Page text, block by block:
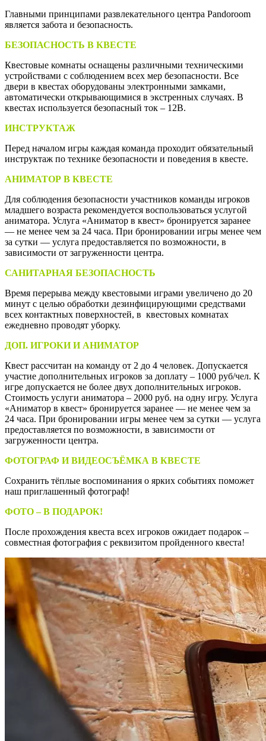
Главными принципами развлекательного центра Pandoroom
является забота и безопасность.
БЕЗОПАСНОСТЬ В КВЕСТЕ
Квестовые комнаты оснащены различными техническими
устройствами с соблюдением всех мер безопасности. Все
двери в квестах оборудованы электронными замками,
автоматически открывающимися в экстренных случаях. В
квестах используется безопасный ток – 12В.
ИНСТРУКТАЖ
Перед началом игры каждая команда проходит обязательный
инструктаж по технике безопасности и поведения в квесте.
АНИМАТОР В КВЕСТЕ
Для соблюдения безопасности участников команды игроков
младшего возраста рекомендуется воспользоваться услугой
аниматора. Услуга «Аниматор в квест» бронируется заранее
— не менее чем за 24 часа. При бронировании игры менее чем
за сутки — услуга предоставляется по возможности, в
зависимости от загруженности центра.
САНИТАРНАЯ БЕЗОПАСНОСТЬ
Время перерыва между квестовыми играми увеличено до 20
минут с целью обработки дезинфицирующими средствами
всех контактных поверхностей, в квестовых комнатах
ежедневно проводят уборку.
ДОП. ИГРОКИ И АНИМАТОР
Квест рассчитан на команду от 2 до 4 человек. Допускается
участие дополнительных игроков за доплату – 1000 руб/чел. К
игре допускается не более двух дополнительных игроков.
Стоимость услуги аниматора – 2000 руб. на одну игру. Услуга
«Аниматор в квест» бронируется заранее — не менее чем за
24 часа. При бронировании игры менее чем за сутки — услуга
предоставляется по возможности, в зависимости от
загруженности центра.
ФОТОГРАФ И ВИДЕОСЪЁМКА В КВЕСТЕ
Сохранить тёплые воспоминания о ярких событиях поможет
наш приглашенный фотограф!
ФОТО – В ПОДАРОК!
После прохождения квеста всех игроков ожидает подарок –
совместная фотография с реквизитом пройденного квеста!